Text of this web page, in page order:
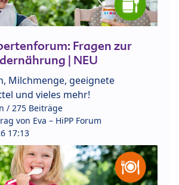
Fragen zur
| NEU
Milchmenge, geeignete
und vieles mehr!
/ 275 Beiträge
von Eva – HiPP Forum
17:13